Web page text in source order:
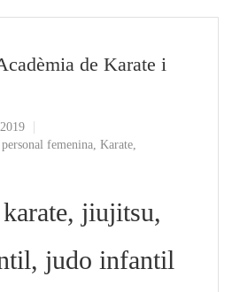
de Karate i
femenina, Karate,
karate, jiujitsu,
judo infantil